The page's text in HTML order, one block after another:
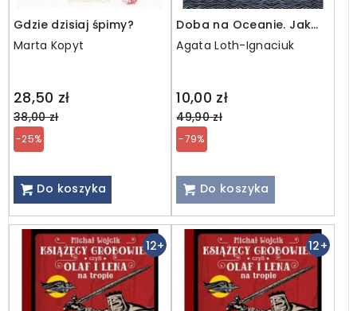
Gdzie dzisiaj śpimy?
Marta Kopyt
28,50 zł
Regular
price
38,00 zł
-25%
Do koszyka
Doba na Oceanie. Jak
przepłynąć Atlantyk
kajakiem?
Agata Loth-Ignaciuk
10,00 zł
Regular
price
49,90 zł
-79%
Do koszyka
12+ 12+